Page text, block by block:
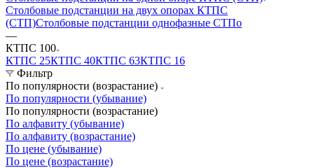
Столбовые подстанции на двух опорах КТПС
(СТП)Столбовые подстанции однофазные СТПо
—
КТПС 100
КТПС 25КТПС 40КТПС 63КТПС 16
Фильтр
По популярности (возрастание)
По популярности (убывание)
По популярности (возрастание)
По алфавиту (убывание)
По алфавиту (возрастание)
По цене (убывание)
По цене (возрастание)